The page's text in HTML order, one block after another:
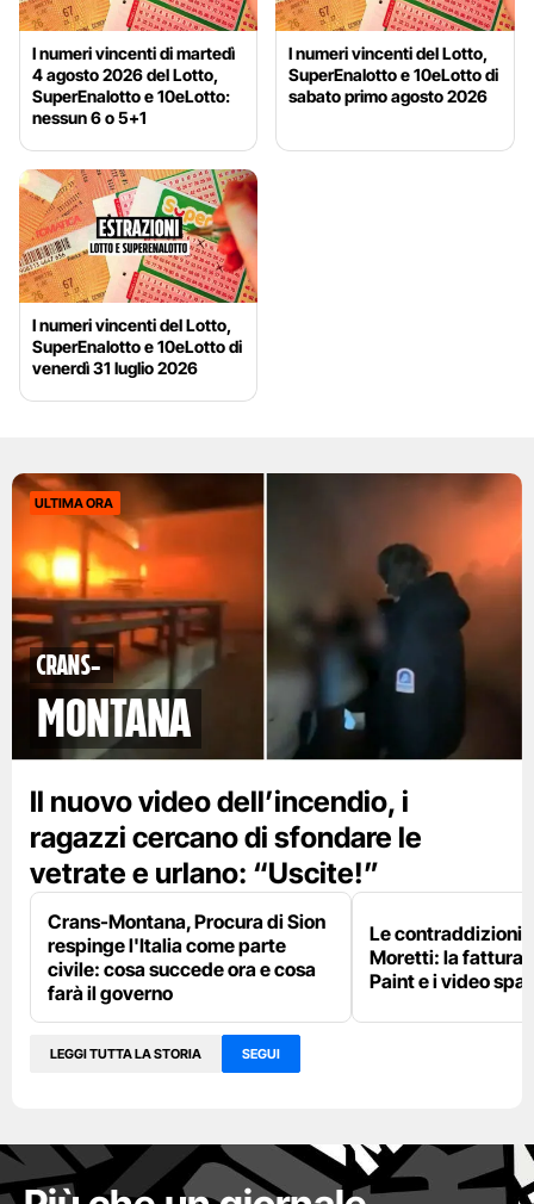
I numeri vincenti di martedì
4 agosto 2026 del Lotto,
SuperEnalotto e 10eLotto:
nessun 6 o 5+1
I numeri vincenti del Lotto,
SuperEnalotto e 10eLotto di
sabato primo agosto 2026
I numeri vincenti del Lotto,
SuperEnalotto e 10eLotto di
venerdì 31 luglio 2026
ULTIMA ORA
Crans-
Montana
Il nuovo video dell’incendio, i
ragazzi cercano di sfondare le
vetrate e urlano: “Uscite!”
Crans-Montana, Procura di Sion
respinge l'Italia come parte
civile: cosa succede ora e cosa
farà il governo
Le contraddizioni
Moretti: la fattura
Paint e i video
LEGGI TUTTA LA STORIA SEGUI